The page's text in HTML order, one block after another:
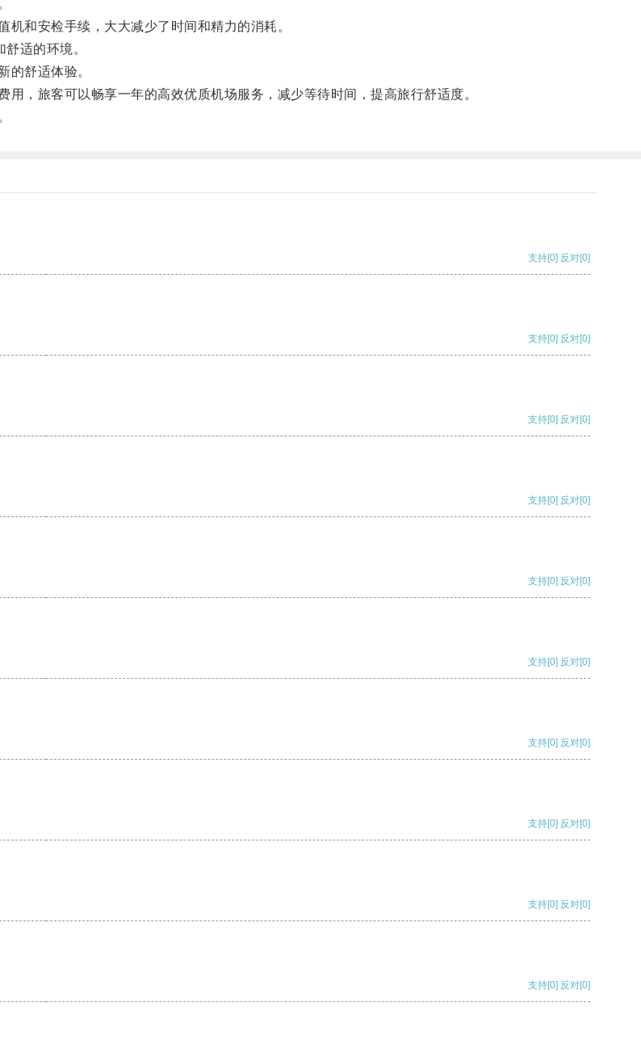
和安检手续，大大减少了时间和精力的消耗。
适的环境。
舒适体验。
旅客可以畅享一年的高效优质机场服务，减少等待时间，提高旅行舒适度。
支持[0] 反对[0]
支持[0] 反对[0]
支持[0] 反对[0]
支持[0] 反对[0]
支持[0] 反对[0]
支持[0] 反对[0]
支持[0] 反对[0]
支持[0] 反对[0]
支持[0] 反对[0]
支持[0] 反对[0]